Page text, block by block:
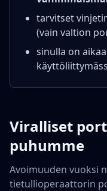
tarvitset
(vain valtion
sinulla on
Viralliset
puhumme
Avoimuuden vuoksi
tietullioperaattorin